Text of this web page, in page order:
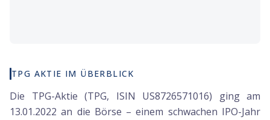
TPG AKTIE IM ÜBERBLICK
Die TPG-Aktie (TPG, ISIN US8726571016) ging am
13.01.2022 an die Börse – einem schwachen IPO-Jahr